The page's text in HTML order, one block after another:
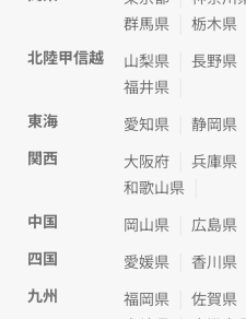
群馬県
栃木県
北陸甲信越
山梨県 長野県
福井県
東海
愛知県 静岡県
関西
大阪府 兵庫県
和歌山県
中国
岡山県 広島県
四国
愛媛県 香川県
九州
福岡県 佐賀県